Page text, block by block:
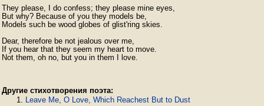
They please, I do confess; they please mine eyes,
But why? Because of you they models be,
Models such be wood globes of glist'ring skies.
Dear, therefore be not jealous over me,
If you hear that they seem my heart to move.
Not them, oh no, but you in them I love.
Другие стихотворения поэта:
Leave Me, O Love, Which Reachest But to Dust